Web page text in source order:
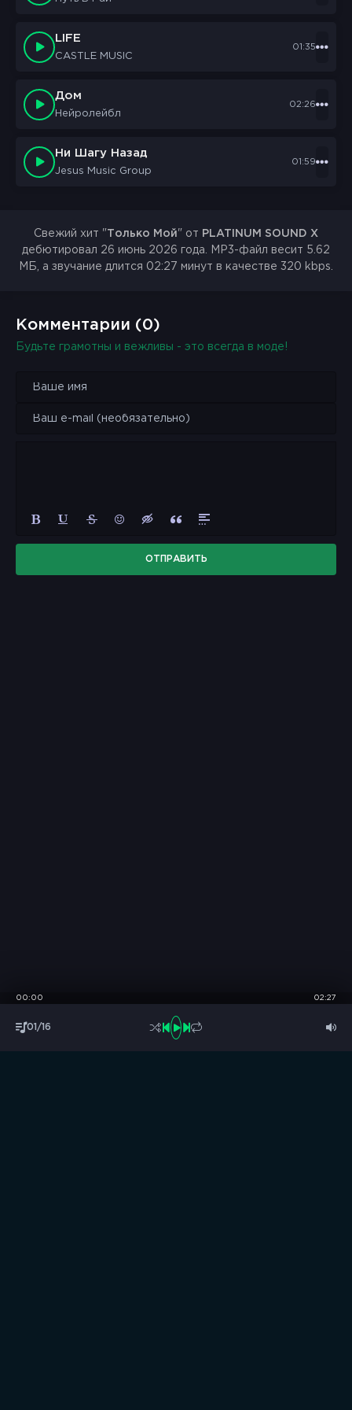
Только мой
Ты только мой
Только мой
LIFE
CASTLE MUSIC
01:35
Дом
Нейролейбл
02:26
Ни Шагу Назад
Jesus Music Group
01:59
Свежий хит "Только Мой" от PLATINUM SOUND X
дебютировал 26 июнь 2026 года. MP3-файл весит 5.62
МБ, а звучание длится 02:27 минут в качестве 320 kbps.
Комментарии (0)
Будьте грамотны и вежливы - это всегда в моде!
ОТПРАВИТЬ
01/16
00:00 02:27